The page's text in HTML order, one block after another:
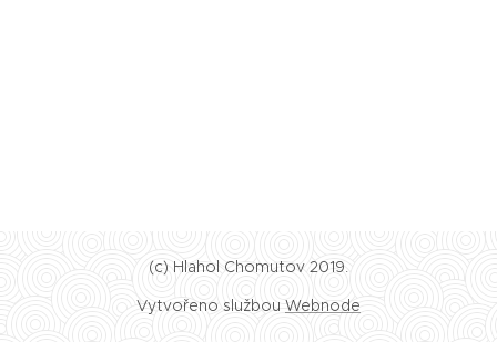
(c) Hlahol Chomutov 2019.
Vytvořeno službou Webnode